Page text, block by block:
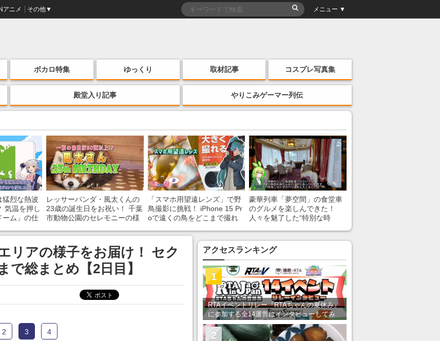
Nアニメ その他▼ メニュー ▼
ボカロ特集 ゆっくり 取材記事 コスプレ写真集
殿堂入り記事 やりこみゲーマー列伝
猛烈な熱波
気温を押し
ーム」の仕
レッサーパンダ・風太くんの
23歳の誕生日をお祝い！ 千葉
市動物公園のセレモニーの様
「スマホ用望遠レンズ」で野
鳥撮影に挑戦！ iPhone 15 Pr
oで遠くの鳥をどこまで撮れ
豪華列車「夢空間」の食堂車
のグルメを楽しんできた！
人々を魅了した“特別な時
リアの様子をお届け！ セク
で総まとめ【2日目】
2 3 4
アクセスランキング
RTAイベントリレー『RTAちゃんの夏休み』
に参加する全14運営にインタビューしてみ
た！ 「RTA in Japan」のチャンネルの貸し
出しを利用し8/9から1週間にわたって開催
1
2